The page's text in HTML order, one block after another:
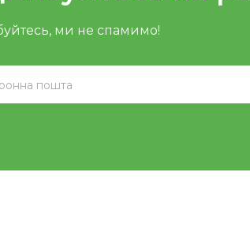
ми не спамимо!